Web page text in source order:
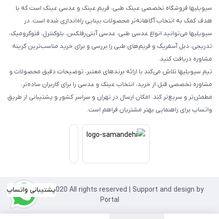
سیویلیها فروشگاه تخصصی عینک طبی، فریم عینک و عدسی عینک است که با
هدف کمک به انتخاب آگاهانه‌تر محصولات بینایی راه‌اندازی شده است. در
سیویلیها می‌توانید انواع عدسی طبی، عدسی آنتی‌رفلکس، بلوکنترل، فتوکرومیک،
تدریجی، دبل آسفریک و فریم‌های طبی را بررسی و برای خرید مناسب‌ترین گزینه
مشاوره دریافت کنید.
تیم سیویلیها تلاش می‌کند با ارائه برندهای معتبر، توضیحات دقیق محصولات و
مشاوره تخصصی قبل از خرید، انتخاب عینک و عدسی را برای کاربران ساده‌تر،
مطمئن‌تر و سریع‌تر کند. امکان ارسال در تهران و سراسر کشور و پشتیبانی از طریق
واتساپ برای راهنمایی بهتر مشتریان فراهم است.
پشتیبانی واتساپ
Copyright©2020 All rights reserved | Support and design by
Portal